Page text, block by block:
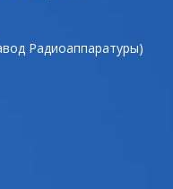
Радиоаппаратуры)